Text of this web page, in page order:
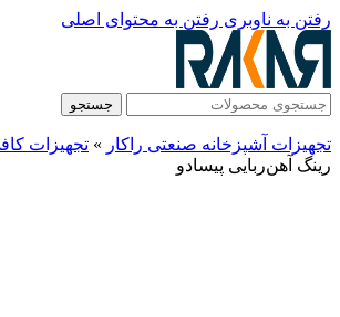
رفتن به ناوبری رفتن به محتوای اصلی
جستجو
تجهیزات آشپزخانه صنعتی راکار » تجهیزات
رینگ آهن‌ربایی پیسادو